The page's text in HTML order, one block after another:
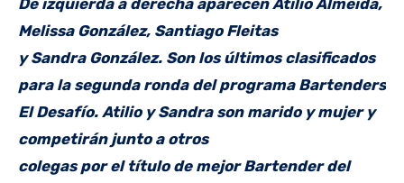
De izquierda a derecha aparecen Atilio Almeida,
Melissa González, Santiago Fleitas
y Sandra González. Son los últimos clasificados
para la segunda ronda del programa Bartenders
El Desafío. Atilio y Sandra son marido y mujer y
competirán junto a otros
colegas por el título de mejor Bartender del